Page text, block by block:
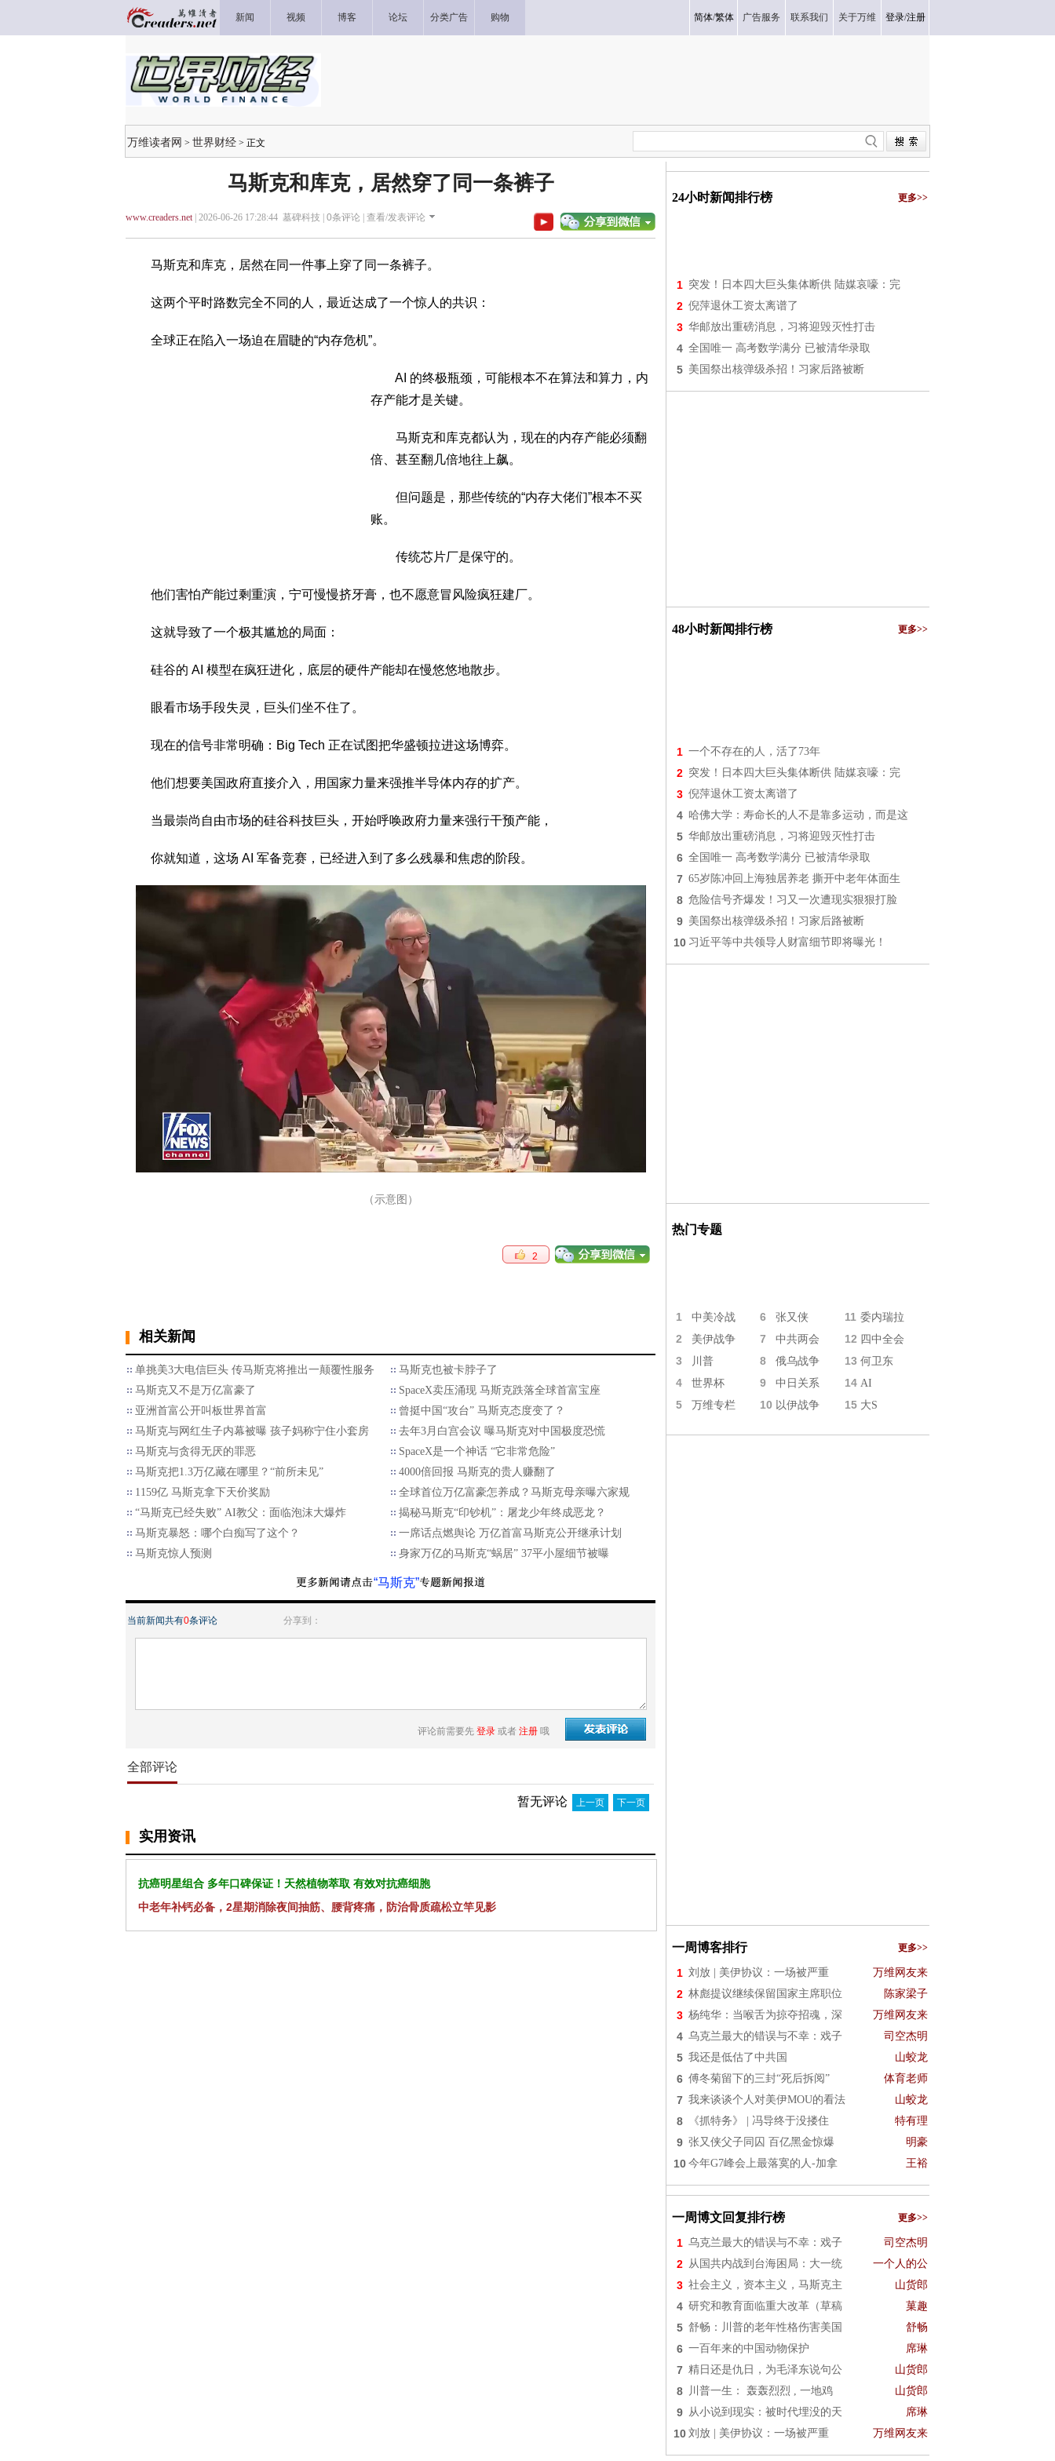
新闻 视频 博客 论坛 分类广告 购物 简体/繁体 广告服务 联系我们 关于万维 登录/注册
万维读者网 > 世界财经 > 正文
马斯克和库克，居然穿了同一条裤子
www.creaders.net| 2026-06-26 17:28:44 墓碑科技 | 0条评论 | 查看/发表评论
马斯克和库克，居然在同一件事上穿了同一条裤子。
这两个平时路数完全不同的人，最近达成了一个惊人的共识：
全球正在陷入一场迫在眉睫的“内存危机”。
AI 的终极瓶颈，可能根本不在算法和算力，内
存产能才是关键。
马斯克和库克都认为，现在的内存产能必须翻
倍、甚至翻几倍地往上飙。
但问题是，那些传统的“内存大佬们”根本不买
账。
传统芯片厂是保守的。
他们害怕产能过剩重演，宁可慢慢挤牙膏，也不愿意冒风险疯狂建厂。
这就导致了一个极其尴尬的局面：
硅谷的 AI 模型在疯狂进化，底层的硬件产能却在慢悠悠地散步。
眼看市场手段失灵，巨头们坐不住了。
现在的信号非常明确：Big Tech 正在试图把华盛顿拉进这场博弈。
他们想要美国政府直接介入，用国家力量来强推半导体内存的扩产。
当最崇尚自由市场的硅谷科技巨头，开始呼唤政府力量来强行干预产能，
你就知道，这场 AI 军备竞赛，已经进入到了多么残暴和焦虑的阶段。
（示意图）
2
相关新闻
单挑美3大电信巨头 传马斯克将推出一颠覆性服务
马斯克也被卡脖子了
马斯克又不是万亿富豪了
SpaceX卖压涌现 马斯克跌落全球首富宝座
亚洲首富公开叫板世界首富
曾挺中国“攻台” 马斯克态度变了？
马斯克与网红生子内幕被曝 孩子妈称宁住小套房
去年3月白宫会议 曝马斯克对中国极度恐慌
马斯克与贪得无厌的罪恶
SpaceX是一个神话 “它非常危险”
马斯克把1.3万亿藏在哪里？“前所未见”
4000倍回报 马斯克的贵人赚翻了
1159亿 马斯克拿下天价奖励
全球首位万亿富豪怎养成？马斯克母亲曝六家规
“马斯克已经失败” AI教父：面临泡沫大爆炸
揭秘马斯克“印钞机”：屠龙少年终成恶龙？
马斯克暴怒：哪个白痴写了这个？
一席话点燃舆论 万亿首富马斯克公开继承计划
马斯克惊人预测
身家万亿的马斯克“蜗居” 37平小屋细节被曝
“马斯克”
当前新闻共有0条评论 分享到：
评论前需要先 登录 或者 注册 哦
全部评论
暂无评论 上一页 下一页
实用资讯
抗癌明星组合 多年口碑保证！天然植物萃取 有效对抗癌细胞
中老年补钙必备，2星期消除夜间抽筋、腰背疼痛，防治骨质疏松立竿见影
24小时新闻排行榜 更多>>
1 突发！日本四大巨头集体断供 陆媒哀嚎：完
2 倪萍退休工资太离谱了
3 华邮放出重磅消息，习将迎毁灭性打击
4 全国唯一 高考数学满分 已被清华录取
5 美国祭出核弹级杀招！习家后路被断
48小时新闻排行榜 更多>>
1 一个不存在的人，活了73年
2 突发！日本四大巨头集体断供 陆媒哀嚎：完
3 倪萍退休工资太离谱了
4 哈佛大学：寿命长的人不是靠多运动，而是这
5 华邮放出重磅消息，习将迎毁灭性打击
6 全国唯一 高考数学满分 已被清华录取
7 65岁陈冲回上海独居养老 撕开中老年体面生
8 危险信号齐爆发！习又一次遭现实狠狠打脸
9 美国祭出核弹级杀招！习家后路被断
10 习近平等中共领导人财富细节即将曝光！
热门专题
1 中美冷战 6 张又侠 11 委内瑞拉
2 美伊战争 7 中共两会 12 四中全会
3 川普 8 俄乌战争 13 何卫东
4 世界杯 9 中日关系 14 AI
5 万维专栏 10 以伊战争 15 大S
一周博客排行 更多>>
1 刘放 | 美伊协议：一场被严重 万维网友来
2 林彪提议继续保留国家主席职位 陈家梁子
3 杨纯华：当喉舌为掠夺招魂，深 万维网友来
4 乌克兰最大的错误与不幸：戏子 司空杰明
5 我还是低估了中共国 山蛟龙
6 傅冬菊留下的三封“死后拆阅” 体育老师
7 我来谈谈个人对美伊MOU的看法 山蛟龙
8 《抓特务》 | 冯导终于没搂住 特有理
9 张又侠父子同囚 百亿黑金惊爆 明豪
10 今年G7峰会上最落寞的人-加拿 王裕
一周博文回复排行榜 更多>>
1 乌克兰最大的错误与不幸：戏子 司空杰明
2 从国共内战到台海困局：大一统 一个人的公
3 社会主义，资本主义，马斯克主 山货郎
4 研究和教育面临重大改革（草稿 菓趣
5 舒畅：川普的老年性格伤害美国 舒畅
6 一百年来的中国动物保护 席琳
7 精日还是仇日，为毛泽东说句公 山货郎
8 川普一生： 轰轰烈烈 , 一地鸡 山货郎
9 从小说到现实：被时代埋没的天 席琳
10 刘放 | 美伊协议：一场被严重 万维网友来